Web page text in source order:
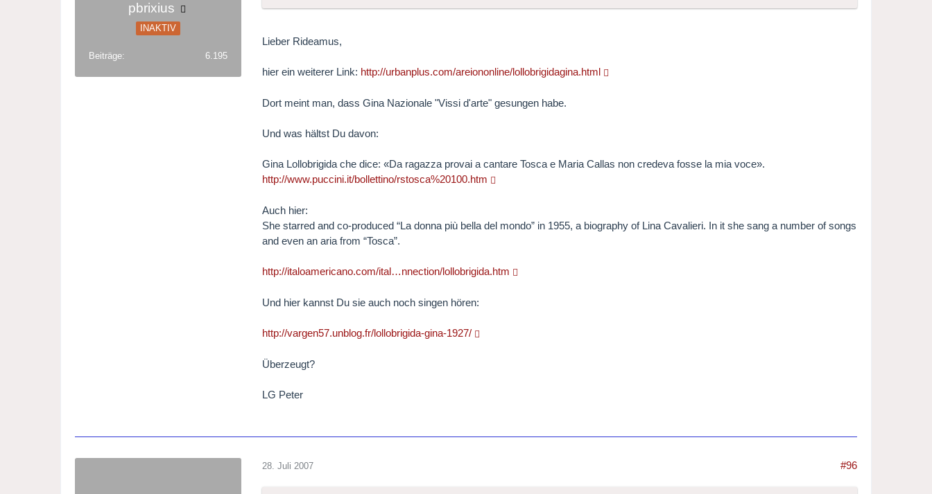
pbrixius
INAKTIV
Beiträge 6.195
Lieber Rideamus,
hier ein weiterer Link: http://urbanplus.com/areiononline/lollobrigidagina.html
Dort meint man, dass Gina Nazionale "Vissi d'arte" gesungen habe.
Und was hältst Du davon:
Gina Lollobrigida che dice: «Da ragazza provai a cantare Tosca e Maria Callas non credeva fosse la mia voce».
http://www.puccini.it/bollettino/rstosca%20100.htm
Auch hier:
She starred and co-produced “La donna più bella del mondo” in 1955, a biography of Lina Cavalieri. In it she sang a number of songs
and even an aria from “Tosca”.
http://italoamericano.com/ital…nnection/lollobrigida.htm
Und hier kannst Du sie auch noch singen hören:
http://vargen57.unblog.fr/lollobrigida-gina-1927/
Überzeugt?
LG Peter
28. Juli 2007 #96